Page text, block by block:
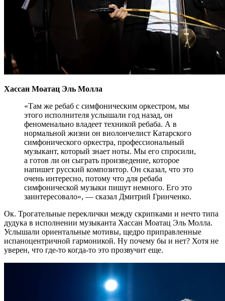
Хассан Моатац Эль Молла
«Там же ребаб с симфоническим оркестром, мы
этого исполнителя услышали год назад, он
феноменально владеет техникой ребаба. А в
нормальной жизни он виолончелист Катарского
симфонического оркестра, профессиональный
музыкант, который знает ноты. Мы его спросили,
а готов ли он сыграть произведение, которое
напишет русский композитор. Он сказал, что это
очень интересно, потому что для ребаба
симфонической музыки пишут немного. Его это
заинтересовало», — сказал Дмитрий Гринченко.
Ок. Трогательные переклички между скрипками и нечто типа
дудука в исполнении музыканта Хассан Моатац Эль Молла.
Услышали ориентальные мотивы, щедро приправленные
испаноцентричной гармоникой. Ну почему бы и нет? Хотя не
уверен, что где-то когда-то это прозвучит еще.